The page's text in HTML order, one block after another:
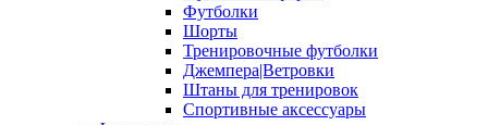
Футболки
Шорты
Тренировочные футболки
Джемпера|Ветровки
Штаны для тренировок
Спортивные аксессуары